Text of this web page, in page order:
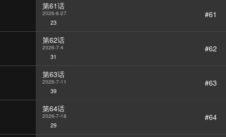
第61话
2026-6-27
23
#61
第62话
2026-7-4
31
#62
第63话
2026-7-11
39
#63
第64话
2026-7-18
29
#64